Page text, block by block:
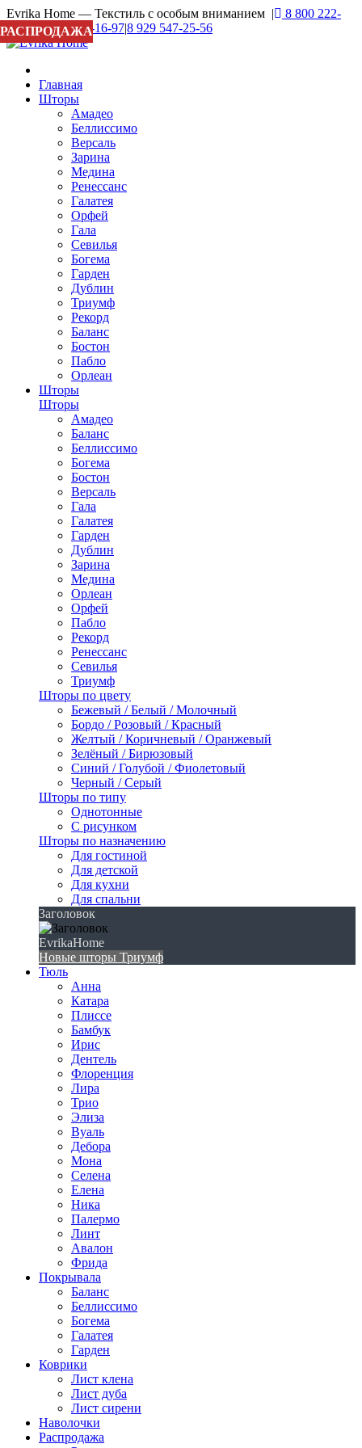
Evrika Home — Текстиль с особым вниманием |
8 800 222-
04-27|8 929 937-16-97|8 929 547-25-56
Главная
Шторы
Амадео
Беллиссимо
Версаль
Зарина
Медина
Ренессанс
Галатея
Орфей
Гала
Севилья
Богема
Гарден
Дублин
Триумф
Рекорд
Баланс
Бостон
Пабло
Орлеан
Шторы
Шторы
Амадео
Баланс
Беллиссимо
Богема
Бостон
Версаль
Гала
Галатея
Гарден
Дублин
Зарина
Медина
Орлеан
Орфей
Пабло
Рекорд
Ренессанс
Севилья
Триумф
Шторы по цвету
Бежевый / Белый / Молочный
Бордо / Розовый / Красный
Желтый / Коричневый / Оранжевый
Зелёный / Бирюзовый
Синий / Голубой / Фиолетовый
Черный / Серый
Шторы по типу
Однотонные
С рисунком
Шторы по назначению
Для гостиной
Для детской
Для кухни
Для спальни
Заголовок
EvrikaHome
Новые шторы Триумф
Тюль
Анна
Катара
Плиссе
Бамбук
Ирис
Дентель
Флоренция
Лира
Трио
Элиза
Вуаль
Дебора
Мона
Селена
Елена
Ника
Палермо
Линт
Авалон
Фрида
Покрывала
Баланс
Беллиссимо
Богема
Галатея
Гарден
Коврики
Лист клена
Лист дуба
Лист сирени
Наволочки
Распродажа
РАСПРОДАЖА